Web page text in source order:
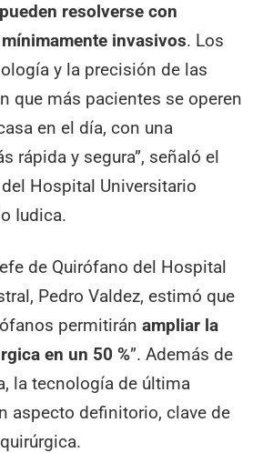
pueden resolverse con
invasivos. Los
y la precisión de las
que más pacientes se operen
en el día, con una
rápida y segura”, señaló el
Hospital Universitario
Iudica.
de Quirófano del Hospital
Pedro Valdez, estimó que
permitiránampliar la
en un 50 %”. Además de
la tecnología de última
aspecto definitorio, clave de